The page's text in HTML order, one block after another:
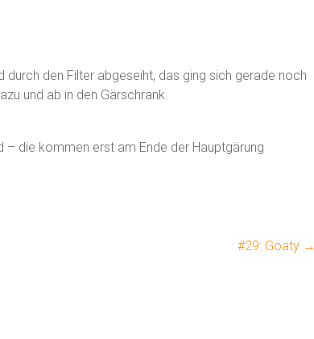
durch den Filter abgeseiht, das ging sich gerade noch
und ab in den Gärschrank.
die kommen erst am Ende der Hauptgärung
#29: Goaty →